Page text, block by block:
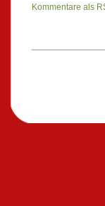
Kommentare als